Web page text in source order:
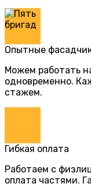
Опытные
Можем работать
одновременно.
стажем.
Гибкая оплата
Работаем с
оплата частями.